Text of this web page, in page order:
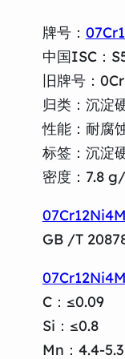
牌号：
中国ISC：
旧牌号：
归类：沉淀
性能：耐腐
标签：沉淀
密度：7.8
GB /T
C：≤0.09
Si：≤0.8
Mn：4.4-5.3